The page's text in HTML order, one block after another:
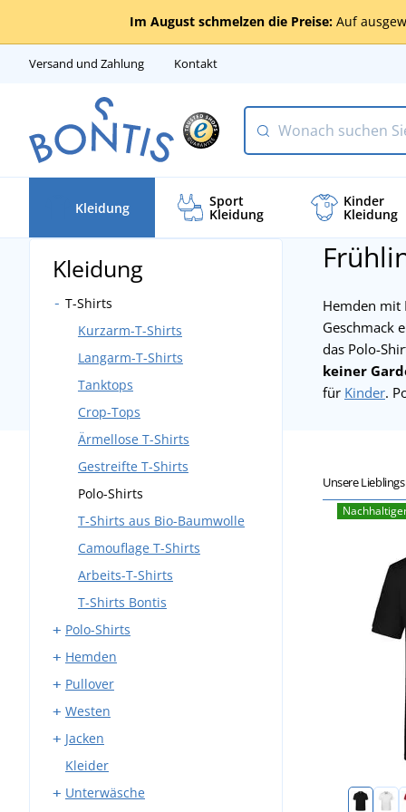
Im August schmelzen die Preise: Auf
Versand und Zahlung Kontakt
Kleidung Sport
Kleidung
Kinder
Kleidung
Hemden mit
Geschmack
das Polo-
keiner
für Kinder.
Kleidung
T-Shirts
Kurzarm-T-Shirts
Langarm-T-Shirts
Tanktops
Crop-Tops
Ärmellose T-Shirts
Gestreifte T-Shirts
Polo-Shirts
T-Shirts aus Bio-Baumwolle
Camouflage T-Shirts
Arbeits-T-Shirts
T-Shirts Bontis
Polo-Shirts
Kurzarm Polo-Shirts
Langarm Polo-Shirts
Hemden
Kurzarm Hemden
Langarm Hemden
Flanellhemden
Krawatten
Pullover
Pullover ohne Verschluß
Pullover mit V-Ausschnitt
Pullover ohne Ärmel
Westen
Fleecewesten
Softshellwesten
Daunenwesten
Jacken
Softshelljacken
Stepp- und Daunenjacken
Kleider
Unterwäsche
Unsere